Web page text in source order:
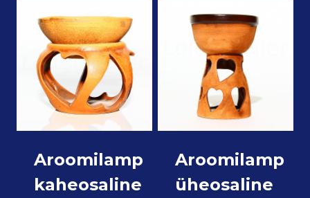
Aroomilamp
kaheosaline
Aroomilamp
üheosaline